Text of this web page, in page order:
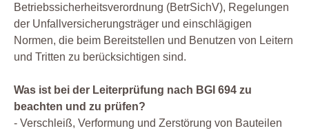
Betriebssicherheitsverordnung (BetrSichV), Regelungen
der Unfallversicherungsträger und einschlägigen
Normen, die beim Bereitstellen und Benutzen von Leitern
und Tritten zu berücksichtigen sind.
Was ist bei der Leiterprüfung nach BGI 694 zu
beachten und zu prüfen?
- Verschleiß, Verformung und Zerstörung von Bauteilen